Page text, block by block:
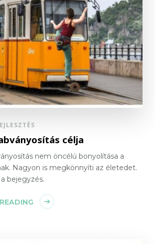
célja
nem öncélú bonyolítása a
Nagyon is megkönnyíti az életedet.
bejegyzés.